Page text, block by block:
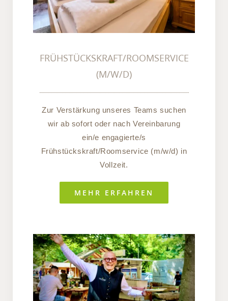
FRÜHSTÜCKSKRAFT/ROOMSERVICE
(M/W/D)
Zur Verstärkung unseres Teams suchen
wir ab sofort oder nach Vereinbarung
ein/e engagierte/s
Frühstückskraft/Roomservice (m/w/d) in
Vollzeit.
MEHR ERFAHREN
KELLNER/IN (M/W/D)